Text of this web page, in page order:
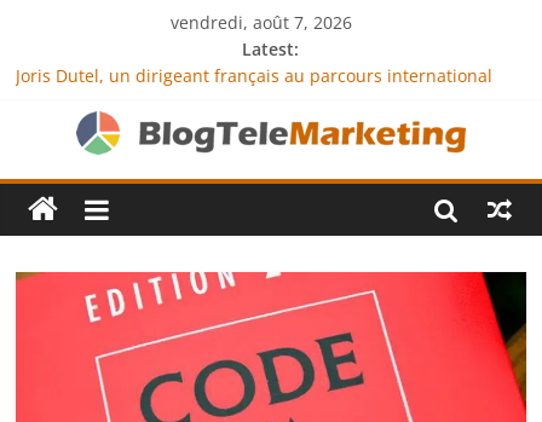
vendredi, août 7, 2026
Latest:
Joris Dutel, un dirigeant français au parcours international
Agria Assurance Animaux : comment l’entreprise se
démarque-t-elle de la concurrence ?
JCA Academy : l’excellence au service de l’indépendance
financière
Denis Bouclon : la diplomatie éducative comme moteur de
Next Terra International : des solutions logistiques au service
du commerce international